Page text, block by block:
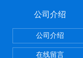
公司介绍
公司介绍
在线留言